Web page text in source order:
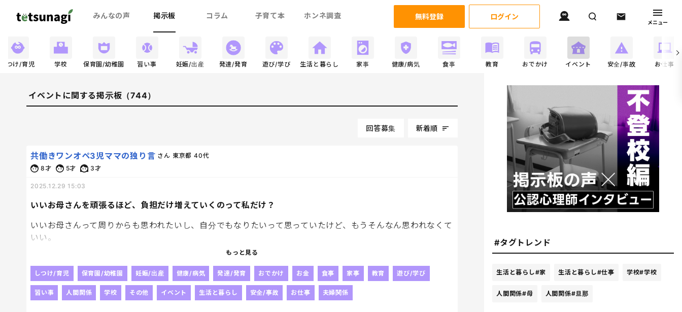
みんなの声 掲示板 コラム 子育て本 ホンネ調査 無料登録 ログイン
メニュー
しつけ/育児 学校 保育園/幼稚園 習い事 妊娠/出産 発達/発育 遊び/学び 生活と暮らし 家事 健康/病気 食事 教育 おでかけ イベント 安全/事故 お仕事
イベントに関する掲示板（744）
回答募集 新着順
いいお母さんを頑張るほど、負担だけ増えていくのって私だけ？
共働きワンオペ3児ママの独り言 さん 東京都 40代
8才
5才 3才
2025.12.29 15:03
いいお母さんって周りからも思われたいし、自分でもなりたいって思っていたけど、もうそんなん思われなくて
いい。
「子どもたちの気持ちを大切にしてるね」
「仕事も家事もちゃんとやってすごいね」
「優しいね・・・」
もっと見る
しつけ/育児 保育園/幼稚園 妊娠/出産 健康/病気 発達/発育 おでかけ お金 食事 家事 教育 遊び/学び
習い事 人間関係 学校 その他 イベント 生活と暮らし 安全/事故 お仕事 夫婦関係
#タグトレンド
生活と暮らし#家 生活と暮らし#仕事 学校#学校
人間関係#母 人間関係#旦那